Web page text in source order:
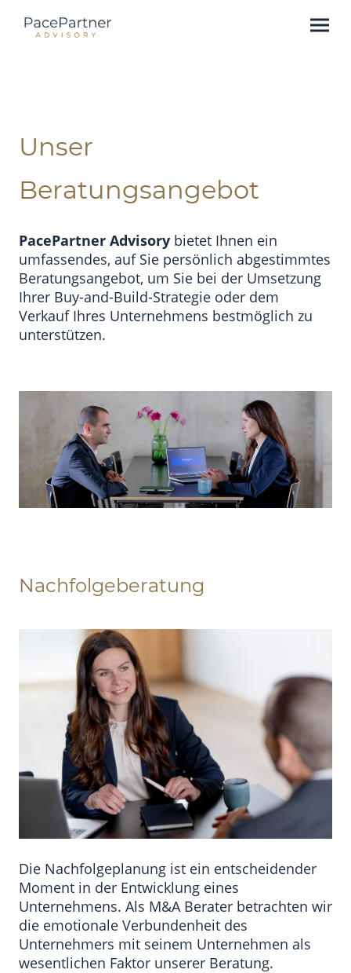
Unser
Beratungsangebot
PacePartner Advisory bietet Ihnen ein
umfassendes, auf Sie persönlich abgestimmtes
Beratungsangebot, um Sie bei der Umsetzung
Ihrer Buy-and-Build-Strategie oder dem
Verkauf Ihres Unternehmens bestmöglich zu
unterstützen.
Nachfolgeberatung
Die Nachfolgeplanung ist ein entscheidender
Moment in der Entwicklung eines
Unternehmens. Als M&A Berater betrachten wir
die emotionale Verbundenheit des
Unternehmers mit seinem Unternehmen als
wesentlichen Faktor unserer Beratung.